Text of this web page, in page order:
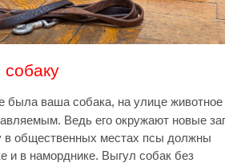
собаку
была ваша собака, на улице животное
Ведь его окружают новые
в общественных местах псы должны
и в наморднике. Выгул собак без